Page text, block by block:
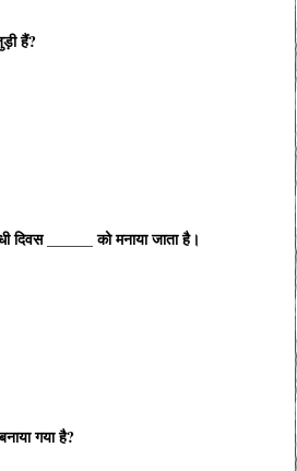
हैं?
दिवस ______ को मनाया जाता है।
गया है?